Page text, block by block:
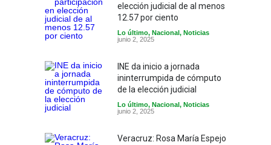
elección judicial de al menos
12.57 por ciento
Lo último, Nacional, Noticias
junio 2, 2025
INE da inicio a jornada
ininterrumpida de cómputo
de la elección judicial
Lo último, Nacional, Noticias
junio 2, 2025
Veracruz: Rosa María Espejo